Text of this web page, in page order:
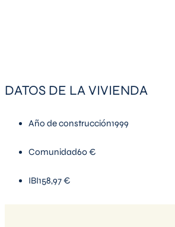
DATOS DE LA VIVIENDA
Año de construcción1999
Comunidad60 €
IBI158,97 €